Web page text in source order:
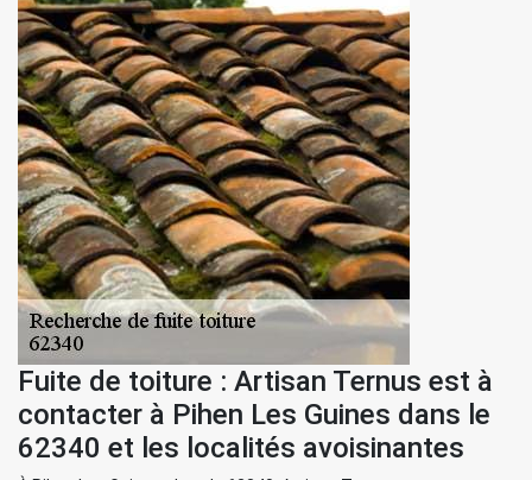
Fuite de toiture : Artisan Ternus est à
contacter à Pihen Les Guines dans le
62340 et les localités avoisinantes